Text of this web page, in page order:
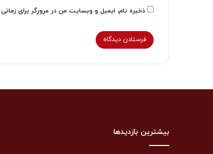
ذخیره نام، ایمیل و وبسایت من در مرورگر برای
بیشترین بازدیدها